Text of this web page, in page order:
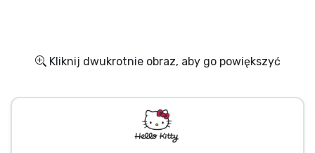
Kliknij dwukrotnie obraz, aby go powiększyć
Wspaniałe rzeczy
Rzeczy z anime
Rzeczy dla graczy